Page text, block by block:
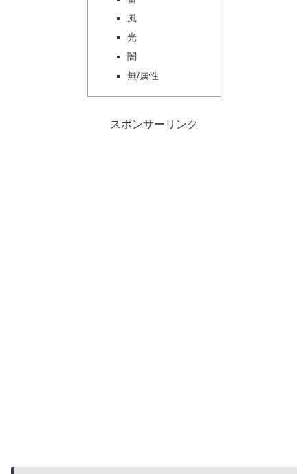
風
光
闇
無/属性
スポンサーリンク